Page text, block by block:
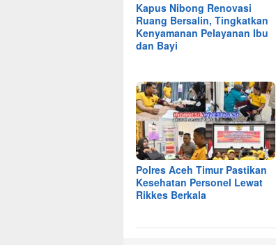
Kapus Nibong Renovasi
Ruang Bersalin, Tingkatkan
Kenyamanan Pelayanan Ibu
dan Bayi
Polres Aceh Timur Pastikan
Kesehatan Personel Lewat
Rikkes Berkala